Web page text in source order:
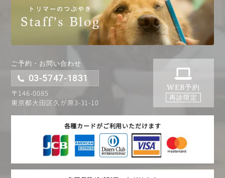
ご予約・お問い合わせ
03-5747-1831
〒146-0085
東京都大田区久が原3-31-10
WEB予約
再診限定
各種カードがご利用いただけます